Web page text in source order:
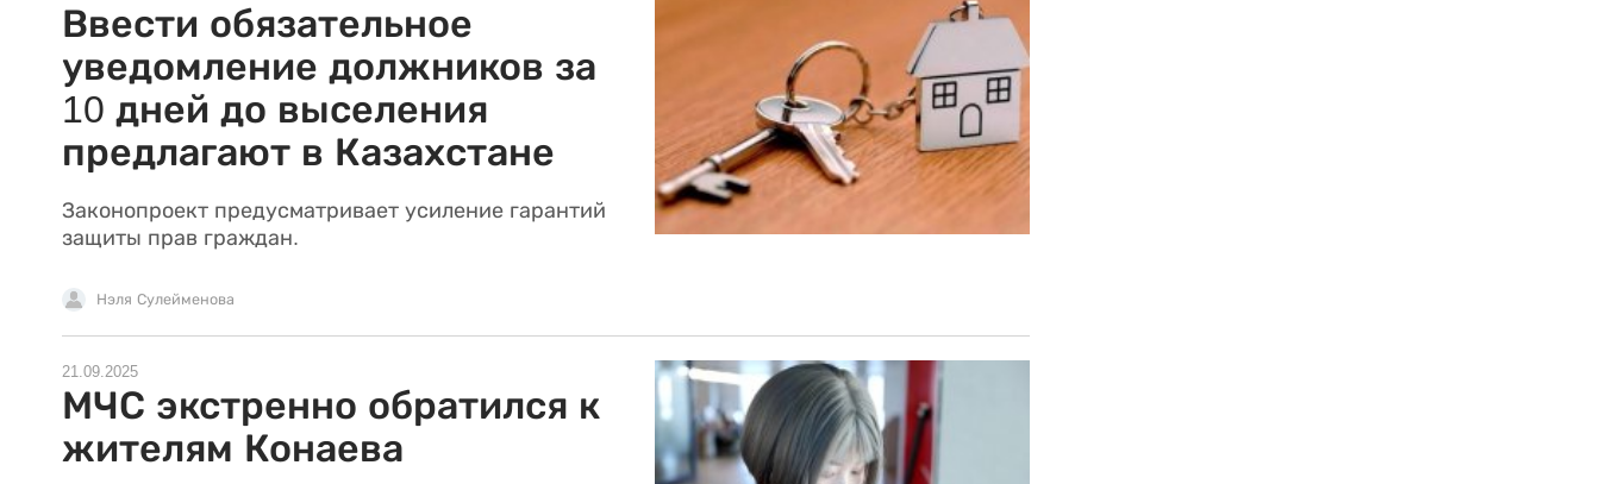
Ввести обязательное
уведомление должников за
10 дней до выселения
предлагают в Казахстане
Законопроект предусматривает усиление гарантий
защиты прав граждан.
Нэля Сулейменова
21.09.2025
МЧС экстренно обратился к
жителям Конаева